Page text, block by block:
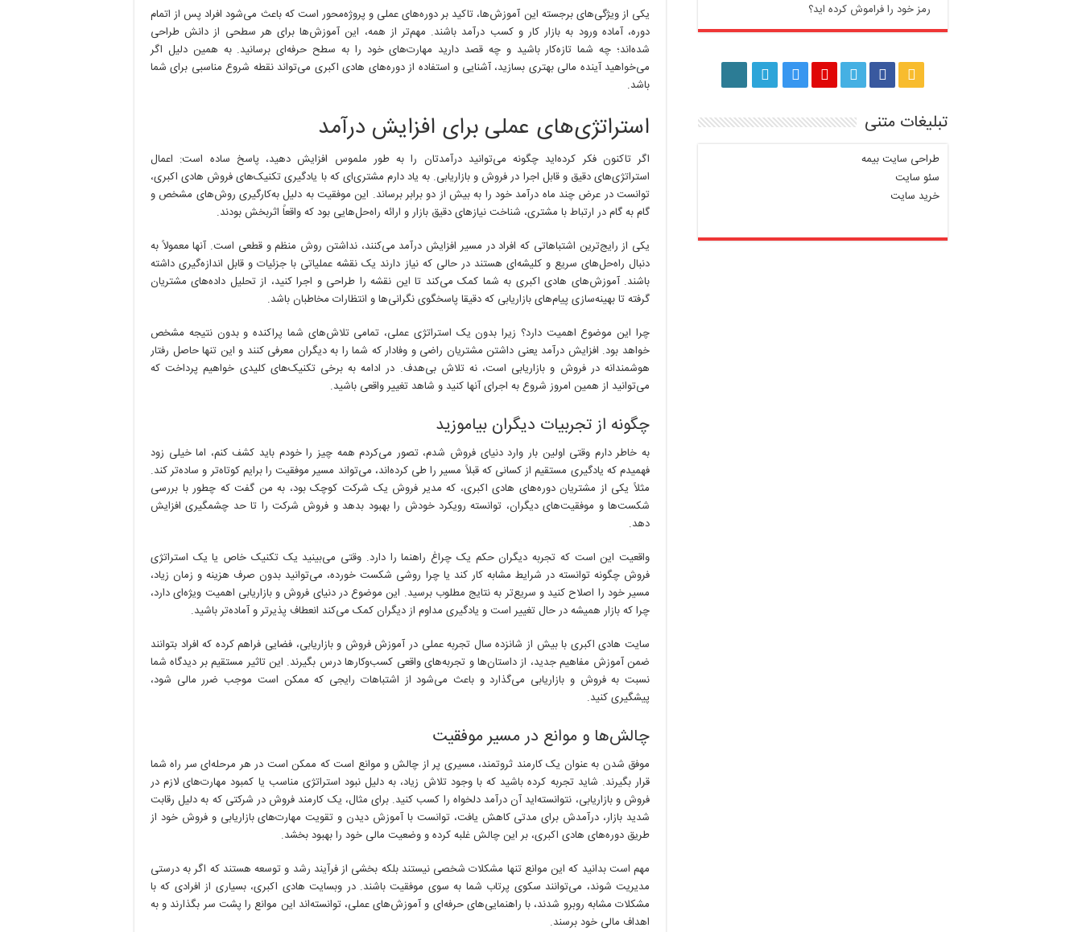
یکی از ویژگی‌های برجسته این آموزش‌ها، تاکید بر دوره‌های عملی و پروژه‌محور است که باعث می‌شود افراد پس از اتمام
دوره، آماده ورود به بازار کار و کسب درآمد باشند. مهم‌تر از همه، این آموزش‌ها برای هر سطحی از دانش طراحی
شده‌اند؛ چه شما تازه‌کار باشید و چه قصد دارید مهارت‌های خود را به سطح حرفه‌ای برسانید. به همین دلیل اگر
می‌خواهید آینده مالی بهتری بسازید، آشنایی و استفاده از دوره‌های هادی اکبری می‌تواند نقطه شروع مناسبی برای شما
باشد.
استراتژی‌های عملی برای افزایش درآمد
اگر تاکنون فکر کرده‌اید چگونه می‌توانید درآمدتان را به طور ملموس افزایش دهید، پاسخ ساده است: اعمال
استراتژی‌های دقیق و قابل اجرا در فروش و بازاریابی. به یاد دارم مشتری‌ای که با یادگیری تکنیک‌های فروش هادی اکبری،
توانست در عرض چند ماه درآمد خود را به بیش از دو برابر برساند. این موفقیت به دلیل به‌کارگیری روش‌های مشخص و
گام به گام در ارتباط با مشتری، شناخت نیازهای دقیق بازار و ارائه راه‌حل‌هایی بود که واقعاً اثربخش بودند.
یکی از رایج‌ترین اشتباهاتی که افراد در مسیر افزایش درآمد می‌کنند، نداشتن روش منظم و قطعی است. آنها معمولاً به
دنبال راه‌حل‌های سریع و کلیشه‌ای هستند در حالی که نیاز دارند یک نقشه عملیاتی با جزئیات و قابل اندازه‌گیری داشته
باشند. آموزش‌های هادی اکبری به شما کمک می‌کند تا این نقشه را طراحی و اجرا کنید، از تحلیل داده‌های مشتریان
گرفته تا بهینه‌سازی پیام‌های بازاریابی که دقیقا پاسخگوی نگرانی‌ها و انتظارات مخاطبان باشد.
چرا این موضوع اهمیت دارد؟ زیرا بدون یک استراتژی عملی، تمامی تلاش‌های شما پراکنده و بدون نتیجه مشخص
خواهد بود. افزایش درآمد یعنی داشتن مشتریان راضی و وفادار که شما را به دیگران معرفی کنند و این تنها حاصل رفتار
هوشمندانه در فروش و بازاریابی است، نه تلاش بی‌هدف. در ادامه به برخی تکنیک‌های کلیدی خواهیم پرداخت که
می‌توانید از همین امروز شروع به اجرای آنها کنید و شاهد تغییر واقعی باشید.
چگونه از تجربیات دیگران بیاموزید
به خاطر دارم وقتی اولین بار وارد دنیای فروش شدم، تصور می‌کردم همه چیز را خودم باید کشف کنم، اما خیلی زود
فهمیدم که یادگیری مستقیم از کسانی که قبلاً مسیر را طی کرده‌اند، می‌تواند مسیر موفقیت را برایم کوتاه‌تر و ساده‌تر کند.
مثلاً یکی از مشتریان دوره‌های هادی اکبری، که مدیر فروش یک شرکت کوچک بود، به من گفت که چطور با بررسی
شکست‌ها و موفقیت‌های دیگران، توانسته رویکرد خودش را بهبود بدهد و فروش شرکت را تا حد چشمگیری افزایش
دهد.
واقعیت این است که تجربه دیگران حکم یک چراغ راهنما را دارد. وقتی می‌بینید یک تکنیک خاص یا یک استراتژی
فروش چگونه توانسته در شرایط مشابه کار کند یا چرا روشی شکست خورده، می‌توانید بدون صرف هزینه و زمان زیاد،
مسیر خود را اصلاح کنید و سریع‌تر به نتایج مطلوب برسید. این موضوع در دنیای فروش و بازاریابی اهمیت ویژه‌ای دارد،
چرا که بازار همیشه در حال تغییر است و یادگیری مداوم از دیگران کمک می‌کند انعطاف پذیرتر و آماده‌تر باشید.
سایت هادی اکبری با بیش از شانزده سال تجربه عملی در آموزش فروش و بازاریابی، فضایی فراهم کرده که افراد بتوانند
ضمن آموزش مفاهیم جدید، از داستان‌ها و تجربه‌های واقعی کسب‌وکارها درس بگیرند. این تاثیر مستقیم بر دیدگاه شما
نسبت به فروش و بازاریابی می‌گذارد و باعث می‌شود از اشتباهات رایجی که ممکن است موجب ضرر مالی شود،
پیشگیری کنید.
چالش‌ها و موانع در مسیر موفقیت
موفق شدن به عنوان یک کارمند ثروتمند، مسیری پر از چالش و موانع است که ممکن است در هر مرحله‌ای سر راه شما
قرار بگیرند. شاید تجربه کرده باشید که با وجود تلاش زیاد، به دلیل نبود استراتژی مناسب یا کمبود مهارت‌های لازم در
فروش و بازاریابی، نتوانسته‌اید آن درآمد دلخواه را کسب کنید. برای مثال، یک کارمند فروش در شرکتی که به دلیل رقابت
شدید بازار، درآمدش برای مدتی کاهش یافت، توانست با آموزش دیدن و تقویت مهارت‌های بازاریابی و فروش خود از
طریق دوره‌های هادی اکبری، بر این چالش غلبه کرده و وضعیت مالی خود را بهبود بخشد.
مهم است بدانید که این موانع تنها مشکلات شخصی نیستند بلکه بخشی از فرآیند رشد و توسعه هستند که اگر به درستی
مدیریت شوند، می‌توانند سکوی پرتاب شما به سوی موفقیت باشند. در وبسایت هادی اکبری، بسیاری از افرادی که با
مشکلات مشابه روبرو شدند، با راهنمایی‌های حرفه‌ای و آموزش‌های عملی، توانسته‌اند این موانع را پشت سر بگذارند و به
اهداف مالی خود برسند.
رمز خود را فراموش کرده اید؟
تبلیغات متنی
طراحی سایت بیمه
سئو سایت
خرید سایت